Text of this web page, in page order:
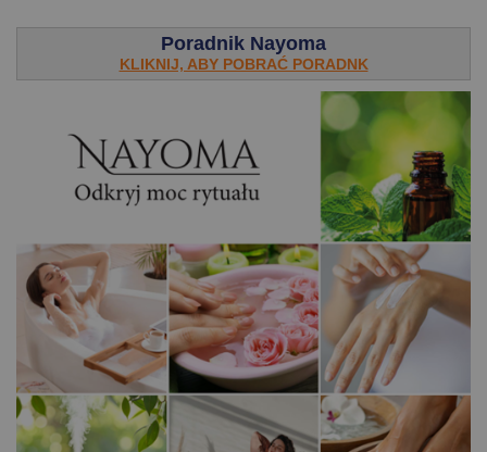
Poradnik Nayoma
KLIKNIJ, ABY POBRAĆ PORADNK